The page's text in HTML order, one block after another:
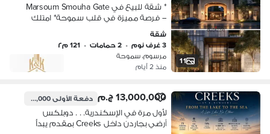
11
* شقة للبيع في Marsoum Smouha Gate
– فرصة مميزة في قلب سموحة* امتلك
أحد أحدث المشروعات السكنية في
سموحة، واستمتع ب
شقة
3 غرف نوم
• 2 حمامات • 121 م٢
مرسوم، سموحة
منذ 2 أيام
13,000,000 ج.م دفعة الأولى650,000 ج.م
لأول مرة في الإسكندرية. . . دوبلكس
أرضي بجاردن داخل Creeks بمقدم يبدأ